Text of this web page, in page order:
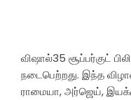
விஷால்35 சூப்பர்குட்
நடைபெற்றது. இந்த
ராமையா, அர்ஜெய்,